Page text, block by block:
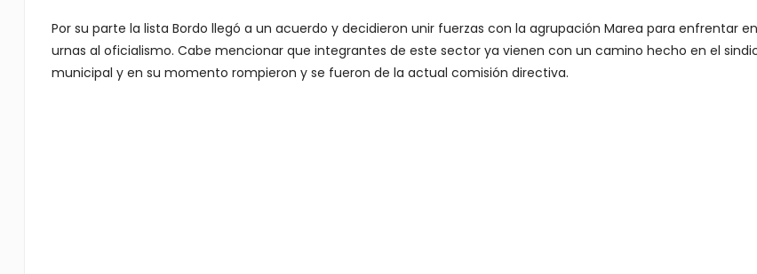
Por su parte la lista Bordo llegó a un acuerdo y decidieron unir fuerzas con la agrupación Marea para enfrentar
urnas al oficialismo. Cabe mencionar que integrantes de este sector ya vienen con un camino hecho en el
municipal y en su momento rompieron y se fueron de la actual comisión directiva.